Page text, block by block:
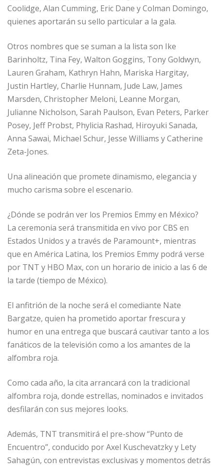
Coolidge, Alan Cumming, Eric Dane y Colman Domingo,
quienes aportarán su sello particular a la gala.
Otros nombres que se suman a la lista son Ike
Barinholtz, Tina Fey, Walton Goggins, Tony Goldwyn,
Lauren Graham, Kathryn Hahn, Mariska Hargitay,
Justin Hartley, Charlie Hunnam, Jude Law, James
Marsden, Christopher Meloni, Leanne Morgan,
Julianne Nicholson, Sarah Paulson, Evan Peters, Parker
Posey, Jeff Probst, Phylicia Rashad, Hiroyuki Sanada,
Anna Sawai, Michael Schur, Jesse Williams y Catherine
Zeta-Jones.
Una alineación que promete dinamismo, elegancia y
mucho carisma sobre el escenario.
¿Dónde se podrán ver los Premios Emmy en México?
La ceremonia será transmitida en vivo por CBS en
Estados Unidos y a través de Paramount+, mientras
que en América Latina, los Premios Emmy podrá verse
por TNT y HBO Max, con un horario de inicio a las 6 de
la tarde (tiempo de México).
El anfitrión de la noche será el comediante Nate
Bargatze, quien ha prometido aportar frescura y
humor en una entrega que buscará cautivar tanto a los
fanáticos de la televisión como a los amantes de la
alfombra roja.
Como cada año, la cita arrancará con la tradicional
alfombra roja, donde estrellas, nominados e invitados
desfilarán con sus mejores looks.
Además, TNT transmitirá el pre-show “Punto de
Encuentro”, conducido por Axel Kuschevatzky y Lety
Sahagún, con entrevistas exclusivas y momentos detrás